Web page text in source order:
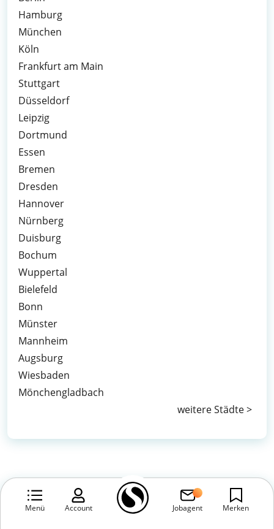
Menü Account Jobagent Merken
Hamburg
München
Köln
Frankfurt am Main
Stuttgart
Düsseldorf
Leipzig
Dortmund
Essen
Bremen
Dresden
Hannover
Nürnberg
Duisburg
Bochum
Wuppertal
Bielefeld
Bonn
Münster
Mannheim
Augsburg
Wiesbaden
Mönchengladbach
weitere Städte >